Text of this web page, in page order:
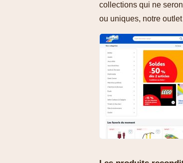
collections qui ne
ou uniques, notre